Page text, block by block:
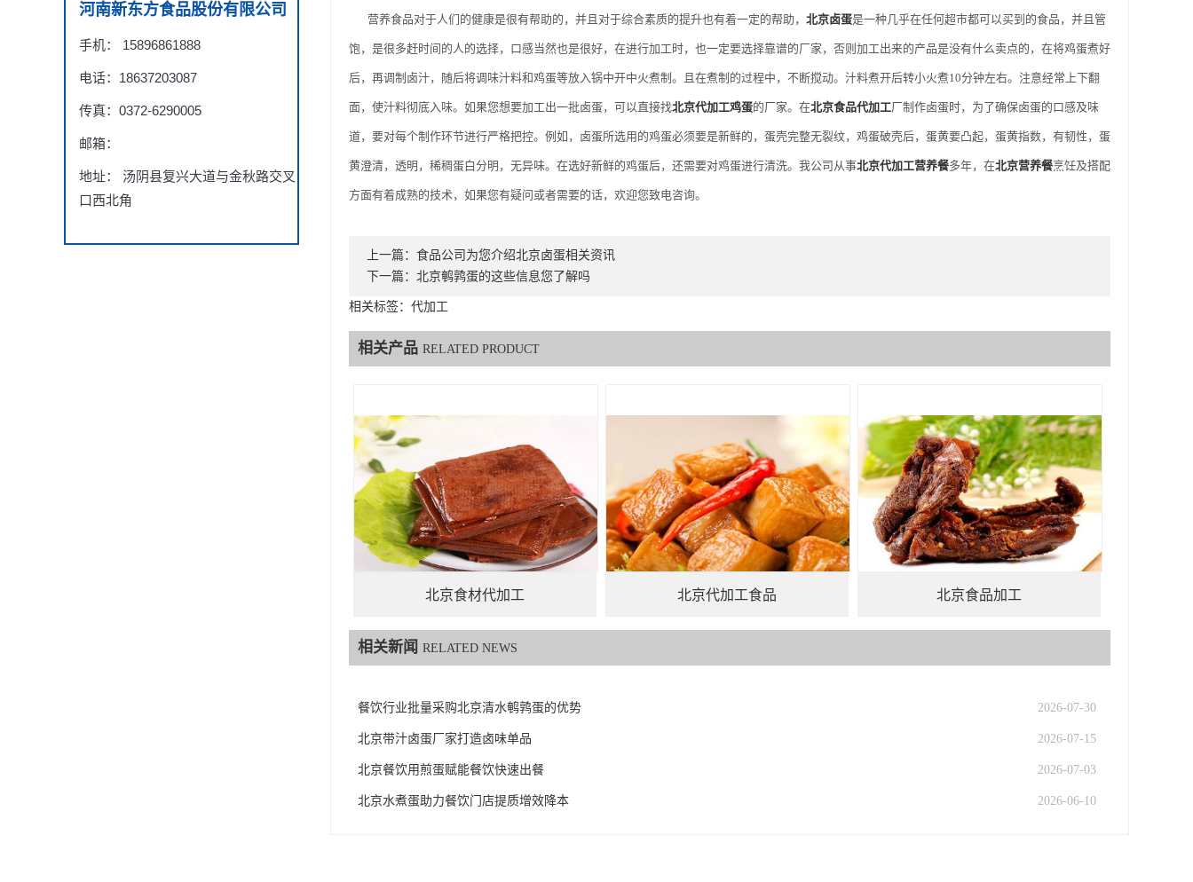
河南新东方食品股份有限公司
手机： 15896861888
电话：18637203087
传真：0372-6290005
邮箱：
地址： 汤阴县复兴大道与金秋路交叉
口西北角
营养食品对于人们的健康是很有帮助的，并且对于综合素质的提升也有着一定的帮助， 北京卤蛋是一种几乎在任何超市都可以买到的食品，并且管
饱，是很多赶时间的人的选择，口感当然也是很好，在进行加工时，也一定要选择靠谱的厂家，否则加工出来的产品是没有什么卖点的，在将鸡蛋煮好
后，再调制卤汁，随后将调味汁料和鸡蛋等放入锅中开中火煮制。且在煮制的过程中，不断搅动。汁料煮开后转小火煮10分钟左右。注意经常上下翻
面，使汁料彻底入味。如果您想要加工出一批卤蛋，可以直接找北京代加工鸡蛋的厂家。在北京食品代加工厂制作卤蛋时，为了确保卤蛋的口感及味
道，要对每个制作环节进行严格把控。例如，卤蛋所选用的鸡蛋必须要是新鲜的，蛋壳完整无裂纹，鸡蛋破壳后，蛋黄要凸起，蛋黄指数，有韧性，蛋
黄澄清，透明，稀稠蛋白分明，无异味。在选好新鲜的鸡蛋后，还需要对鸡蛋进行清洗。我公司从事北京代加工营养餐多年，在北京营养餐烹饪及搭配
方面有着成熟的技术，如果您有疑问或者需要的话，欢迎您致电咨询。
上一篇： 食品公司为您介绍北京卤蛋相关资讯
下一篇： 北京鹌鹑蛋的这些信息您了解吗
相关标签：代加工
相关产品 RELATED PRODUCT
北京食材代加工 北京代加工食品 北京食品加工
相关新闻 RELATED NEWS
餐饮行业批量采购北京清水鹌鹑蛋的优势 2026-07-30
北京带汁卤蛋厂家打造卤味单品 2026-07-15
北京餐饮用煎蛋赋能餐饮快速出餐 2026-07-03
北京水煮蛋助力餐饮门店提质增效降本 2026-06-10